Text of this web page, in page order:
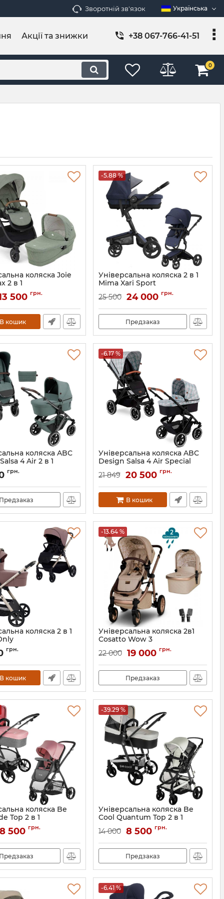
Зворотній зв'язок Українська
Акції та знижки +38 067-766-41-51
0
коляска Joie
2 в 1
A1219PBL
500 грн.
В кошик
-5.88 %
Універсальна коляска 2 в 1
Mima Xari Sport
25 500 24 000 грн.
Предзаказ
коляска ABC
4 Air 2 в 1
4045875070426
грн.
Предзаказ
-6.17 %
Універсальна коляска ABC
Design Salsa 4 Air Special
Артикул: 1200228/2008
21 849 20 500 грн.
В кошик
коляска 2 в 1
грн.
В кошик
-13.64 %
Універсальна коляска 2в1
Cosatto Wow 3
Артикул: CT5716
22 000 19 000 грн.
Предзаказ
коляска Be
Top 2 в 1
8 500 грн.
Предзаказ
-39.29 %
Універсальна коляска Be
Cool Quantum Top 2 в 1
14 000 8 500 грн.
Предзаказ
-6.41 %